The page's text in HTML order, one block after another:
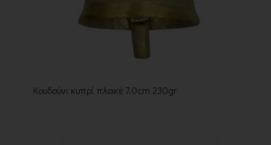
Κουδούνι κυπρί πλακέ 7.0cm 230gr